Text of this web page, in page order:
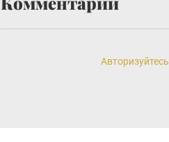
Авторизуйтесь